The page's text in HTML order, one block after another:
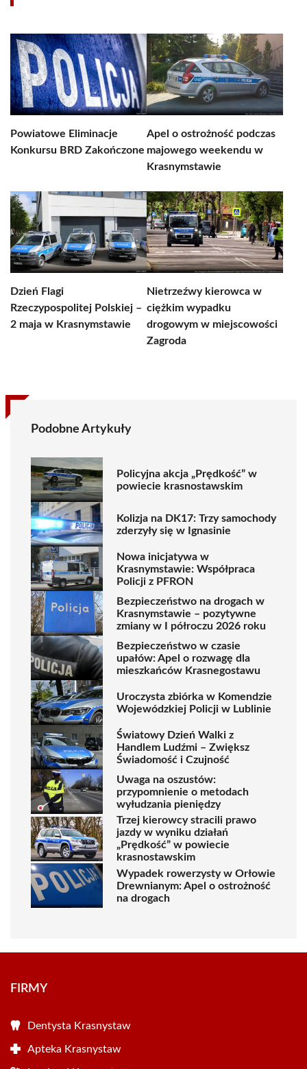
Powiatowe Eliminacje
Konkursu BRD Zakończone
Apel o ostrożność podczas
majowego weekendu w
Krasnymstawie
Dzień Flagi
Rzeczypospolitej Polskiej –
2 maja w Krasnymstawie
Nietrzeźwy kierowca w
ciężkim wypadku
drogowym w miejscowości
Zagroda
Podobne Artykuły
Policyjna akcja „Prędkość” w
powiecie krasnostawskim
Kolizja na DK17: Trzy samochody
zderzyły się w Ignasinie
Nowa inicjatywa w
Krasnymstawie: Współpraca
Policji z PFRON
Bezpieczeństwo na drogach w
Krasnymstawie – pozytywne
zmiany w I półroczu 2026 roku
Bezpieczeństwo w czasie
upałów: Apel o rozwagę dla
mieszkańców Krasnegostawu
Uroczysta zbiórka w Komendzie
Wojewódzkiej Policji w Lublinie
Światowy Dzień Walki z
Handlem Ludźmi – Zwiększ
Świadomość i Czujność
Uwaga na oszustów:
przypomnienie o metodach
wyłudzania pieniędzy
Trzej kierowcy stracili prawo
jazdy w wyniku działań
„Prędkość” w powiecie
krasnostawskim
Wypadek rowerzysty w Orłowie
Drewnianym: Apel o ostrożność
na drogach
FIRMY
Dentysta Krasnystaw
Apteka Krasnystaw